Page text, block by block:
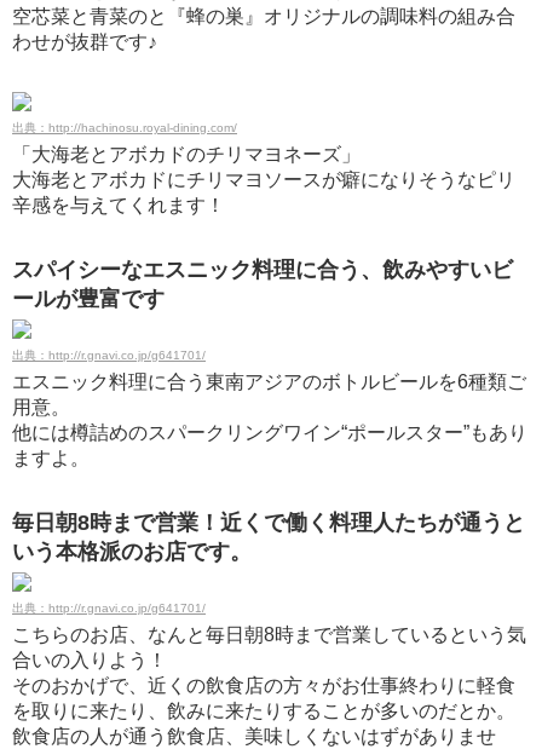
空芯菜と青菜のと『蜂の巣』オリジナルの調味料の組み合
わせが抜群です♪
出典：http://hachinosu.royal-dining.com/
「大海老とアボカドのチリマヨネーズ」
大海老とアボカドにチリマヨソースが癖になりそうなピリ
辛感を与えてくれます！
スパイシーなエスニック料理に合う、飲みやすいビ
ールが豊富です
出典：http://r.gnavi.co.jp/g641701/
エスニック料理に合う東南アジアのボトルビールを6種類ご
用意。
他には樽詰めのスパークリングワイン“ポールスター”もあり
ますよ。
毎日朝8時まで営業！近くで働く料理人たちが通うと
いう本格派のお店です。
出典：http://r.gnavi.co.jp/g641701/
こちらのお店、なんと毎日朝8時まで営業しているという気
合いの入りよう！
そのおかげで、近くの飲食店の方々がお仕事終わりに軽食
を取りに来たり、飲みに来たりすることが多いのだとか。
飲食店の人が通う飲食店、美味しくないはずがありませ